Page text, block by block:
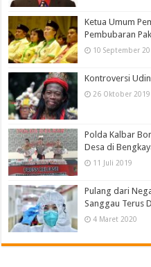
Ketua Umum
Pembubaran
10 September
Kontroversi
26 Oktober 2019
Polda Kalbar
Desa di
11 Juli 2019
Pulang dari
Sanggau Terus
4 Maret 2020